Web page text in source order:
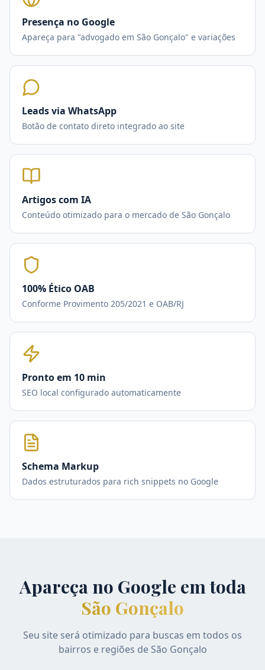
Presença no Google
Apareça para "advogado em São Gonçalo" e variações
Leads via WhatsApp
Botão de contato direto integrado ao site
Artigos com IA
Conteúdo otimizado para o mercado de São Gonçalo
100% Ético OAB
Conforme Provimento 205/2021 e OAB/RJ
Pronto em 10 min
SEO local configurado automaticamente
Schema Markup
Dados estruturados para rich snippets no Google
Apareça no Google em toda
São Gonçalo
Seu site será otimizado para buscas em todos os
bairros e regiões deSão Gonçalo